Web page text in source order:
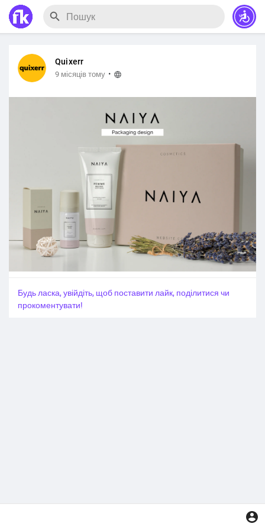
Quixerr
9 місяців тому ·
Будь ласка, увійдіть, щоб поставити лайк, поділитися чи
прокоментувати!